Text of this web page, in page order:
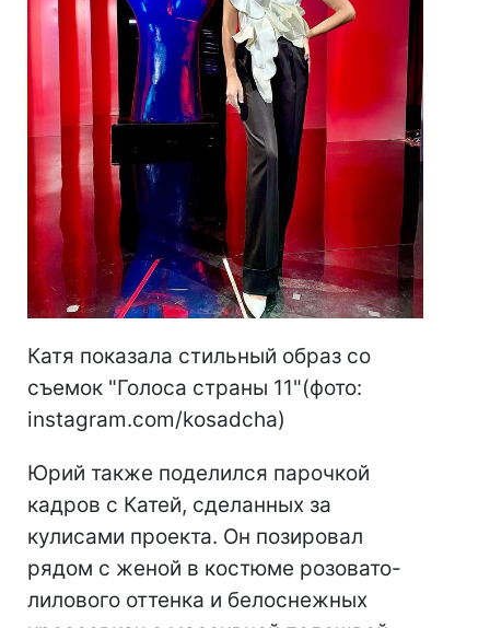
Катя показала стильный образ со
съемок "Голоса страны 11"(фото:
instagram.com/kosadcha)
Юрий также поделился парочкой
кадров с Катей, сделанных за
кулисами проекта. Он позировал
рядом с женой в костюме розовато-
лилового оттенка и белоснежных